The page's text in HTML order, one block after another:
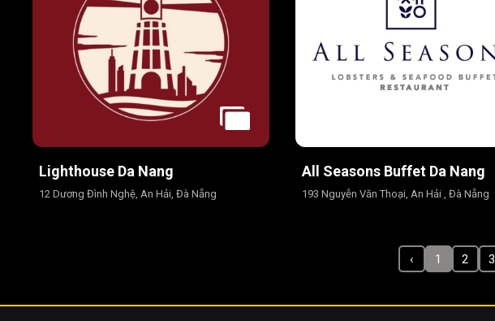
Lighthouse Da Nang
12 Dương Đình Nghệ, An Hải, Đà Nẵng
All Seasons Buffet Da Nang
193 Nguyễn Văn Thoại, An Hải , Đà Nẵng
‹ 1 2 3